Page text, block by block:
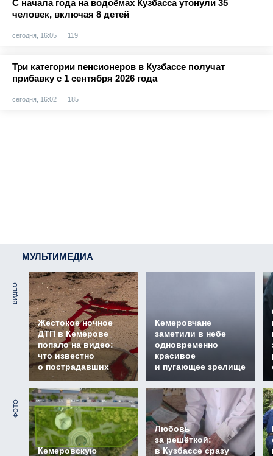
С начала года на водоёмах Кузбасса утонули 35
человек, включая 8 детей
сегодня, 16:05 119
Три категории пенсионеров в Кузбассе получат
прибавку с 1 сентября 2026 года
сегодня, 16:02 185
МУЛЬТИМЕДИА
ВИДЕО
Жестокое ночное
ДТП в Кемерове
попало на видео:
что известно
о пострадавших
Кемеровчане
заметили в небе
одновременно
красивое
и пугающее зрелище
ФОТО
Кемеровскую
Любовь
за решёткой:
в Кузбассе сразу